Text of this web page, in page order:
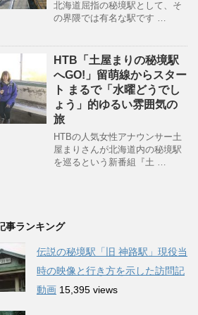
北海道屈指の秘境駅として、そ
の界隈では有名な駅です …
HTB「土屋まりの秘境駅
へGO!」留萌線からスター
ト まるで「水曜どうでし
ょう」的ゆるい雰囲気の
旅
HTBの人気女性アナウンサー土
屋まりさんが北海道内の秘境駅
を巡るという新番組『土 …
事ランキング
伝説の秘境駅「旧 神路駅」現役当
時の映像と行き方を示した訪問記
動画 15,395 views